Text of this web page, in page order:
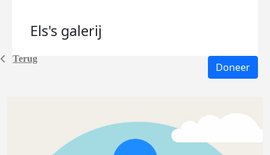
Terug
Els's galerij
Doneer